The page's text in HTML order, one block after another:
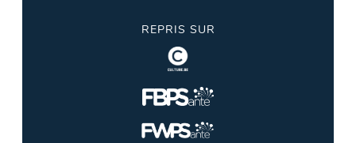
REPRIS SUR